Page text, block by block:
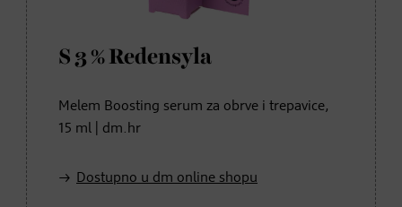
S 3 % Redensyla
Melem Boosting serum za obrve i trepavice,
15 ml | dm.hr
Dostupno u dm online shopu